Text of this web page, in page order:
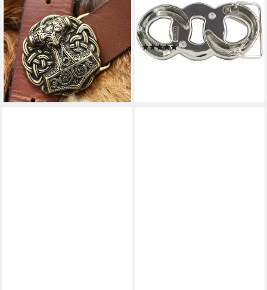
Thorshammer aus Schonen
Bronze
25,99 €
lieferbar - in 8-10 Werktagen bei
dir
cm - Buckle Wechselschließe
Gürtelschließe 40mm - Gürte
(1-St)
(1)
39,99 €